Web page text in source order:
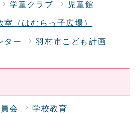
学童クラブ 児童館
室（はむらっ子広場）
ター 羽村市こども計画
会 学校教育